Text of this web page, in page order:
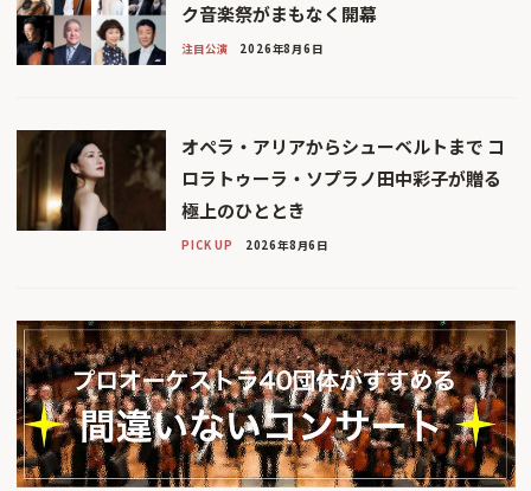
ク音楽祭がまもなく開幕
注目公演 2026年8月6日
オペラ・アリアからシューベルトまで コ
ロラトゥーラ・ソプラノ田中彩子が贈る
極上のひととき
PICK UP 2026年8月6日